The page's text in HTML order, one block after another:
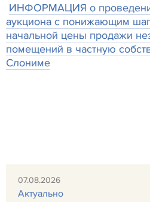
ИНФОРМАЦИЯ о
аукциона с понижающим
начальной цены продажи
помещений в частную
Слониме
07.08.2026
Актуально